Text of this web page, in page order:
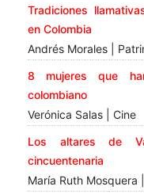
Tradiciones
en Colombia
Andrés Morales |
8 mujeres que
colombiano
Verónica Salas | Cine
Los altares de
cincuentenaria
María Ruth Mosquera